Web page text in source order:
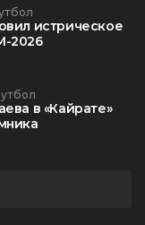
истрическое
2026
в «Кайрате»